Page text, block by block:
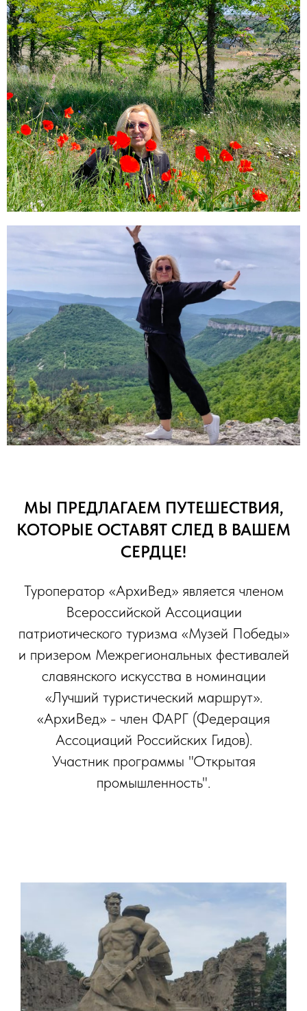
МЫ ПРЕДЛАГАЕМ ПУТЕШЕСТВИЯ,
КОТОРЫЕ ОСТАВЯТ СЛЕД В ВАШЕМ
СЕРДЦЕ!
Туроператор «АрхиВед» является членом
Всероссийской Ассоциации
патриотического туризма «Музей Победы»
и призером Межрегиональных фестивалей
славянского искусства в номинации
«Лучший туристический маршрут».
«АрхиВед» - член ФАРГ (Федерация
Ассоциаций Российских Гидов).
Участник программы "Открытая
промышленность".